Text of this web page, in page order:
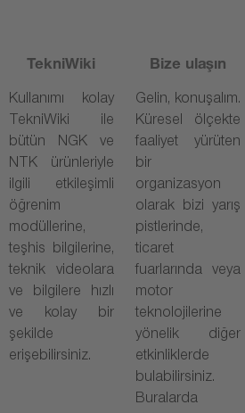
TekniWiki
Kullanımı kolay
TekniWiki ile
bütün NGK ve
NTK ürünleriyle
ilgili etkileşimli
öğrenim
modüllerine,
teşhis bilgilerine,
teknik videolara
ve bilgilere hızlı
ve kolay bir
şekilde
erişebilirsiniz.
Bize ulaşın
Gelin, konuşalım.
Küresel ölçekte
faaliyet yürüten
bir
organizasyon
olarak bizi yarış
pistlerinde,
ticaret
fuarlarında veya
motor
teknolojilerine
yönelik diğer
etkinliklerde
bulabilirsiniz.
Buralarda